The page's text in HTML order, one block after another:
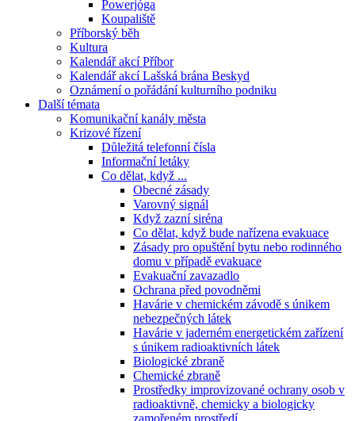
Powerjóga
Koupaliště
Příborský běh
Kultura
Kalendář akcí Příbor
Kalendář akcí Lašská brána Beskyd
Oznámení o pořádání kulturního podniku
Další témata
Komunikační kanály města
Krizové řízení
Důležitá telefonní čísla
Informační letáky
Co dělat, když ...
Obecné zásady
Varovný signál
Když zazní siréna
Co dělat, když bude nařízena evakuace
Zásady pro opuštění bytu nebo rodinného
domu v případě evakuace
Evakuační zavazadlo
Ochrana před povodněmi
Havárie v chemickém závodě s únikem
nebezpečných látek
Havárie v jaderném energetickém zařízení
s únikem radioaktivních látek
Biologické zbraně
Chemické zbraně
Prostředky improvizované ochrany osob v
radioaktivně, chemicky a biologicky
zamořeném prostředí